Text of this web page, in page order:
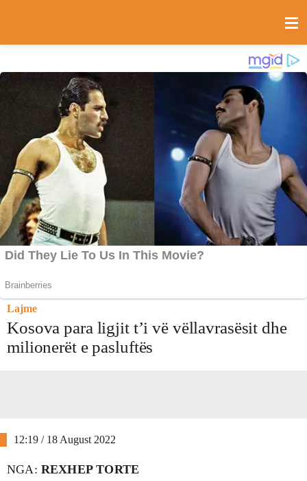
Lajme
Kosova para ligjit t’i vë vëllavrasësit dhe
milionerët e pasluftës
12:19 / 18 August 2022
NGA: REXHEP TORTE